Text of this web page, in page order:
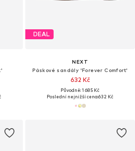
DEAL
NEXT
Páskové sandály 'Forever Comfort'
632 Kč
Původně: 1 685 Kč
Poslední nejnižší cena:632 Kč